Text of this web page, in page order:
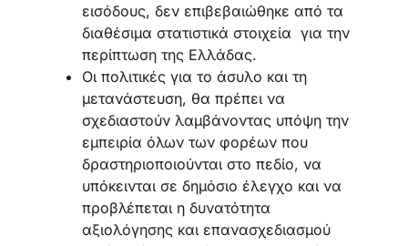
εισόδους, δεν επιβεβαιώθηκε από τα
διαθέσιμα στατιστικά στοιχεία για την
περίπτωση της Ελλάδας.
Οι πολιτικές για το άσυλο και τη
μετανάστευση, θα πρέπει να
σχεδιαστούν λαμβάνοντας υπόψη την
εμπειρία όλων των φορέων που
δραστηριοποιούνται στο πεδίο, να
υπόκεινται σε δημόσιο έλεγχο και να
προβλέπεται η δυνατότητα
αξιολόγησης και επανασχεδιασμού